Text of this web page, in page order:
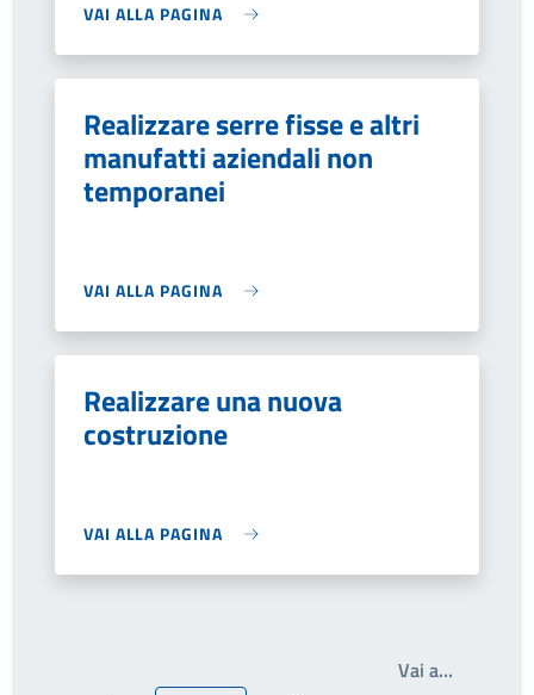
VAI ALLA PAGINA
Realizzare serre fisse e altri
manufatti aziendali non
temporanei
VAI ALLA PAGINA
Realizzare una nuova
costruzione
VAI ALLA PAGINA
Vai a…Write the